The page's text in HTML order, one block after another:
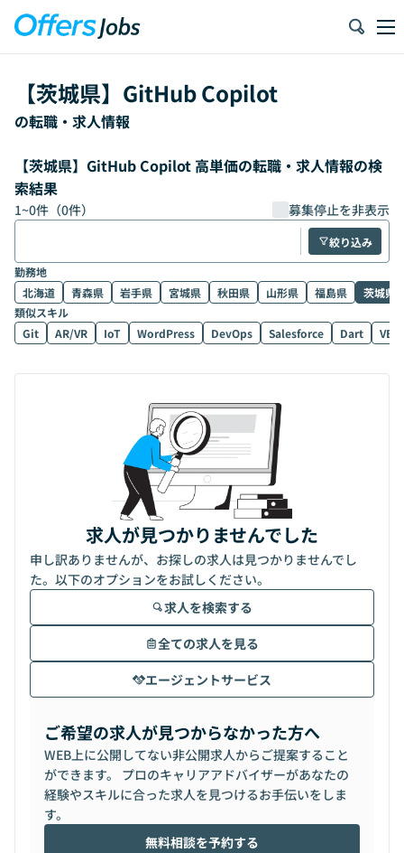
【茨城県】 GitHub Copilot
の転職・求人情報
【茨城県】GitHub Copilot 高単価の転職・求人情報の検
索結果
1~0件（0件） 募集停止を非表示
絞り込み
勤務地
北海道
青森県 岩手県 宮城県 秋田県 山形県 福島県
茨城県
類似スキル
Git
AR/VR IoT WordPress DevOps Salesforce Dart
求人が見つかりませんでした
申し訳ありませんが、お探しの求人は見つかりませんでし
た。以下のオプションをお試しください。
求人を検索する
全ての求人を見る
エージェントサービス
ご希望の求人が見つからなかった方へ
WEB上に公開してない非公開求人からご提案すること
ができます。 プロのキャリアアドバイザーがあなたの
経験やスキルに合った求人を見つけるお手伝いをしま
す。
無料相談を予約する